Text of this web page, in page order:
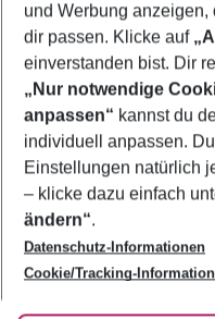
Footer
Footer navigation
Über uns
AGB
Bestpreisgarantie
Cookie-Einstellungen
Cookie-Richtlinie
Agenturbetreuung
Barrierefreies Reisen
Folge uns
und Werbung
dir passen. Klicke auf
einverstanden bist. Dir
„Nur notwendige
anpassen“ kannst du
individuell anpassen.
Einstellungen natürlich
– klicke dazu einfach
ändern“.
Datenschutz-Informationen
Cookie/Tracking-